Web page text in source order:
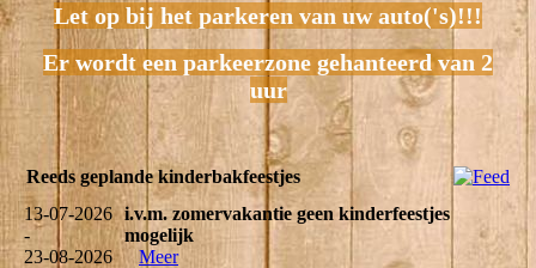
Let op bij het parkeren van uw auto('s)!!!
Er wordt een parkeerzone gehanteerd van 2
uur
Reeds geplande kinderbakfeestjes
13-07-2026
-
23-08-2026
i.v.m. zomervakantie geen kinderfeestjes
mogelijk
Meer